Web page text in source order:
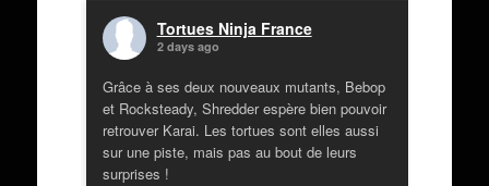
Tortues Ninja France
2 days ago
Grâce à ses deux nouveaux mutants, Bebop
et Rocksteady, Shredder espère bien pouvoir
retrouver Karai. Les tortues sont elles aussi
sur une piste, mais pas au bout de leurs
surprises !